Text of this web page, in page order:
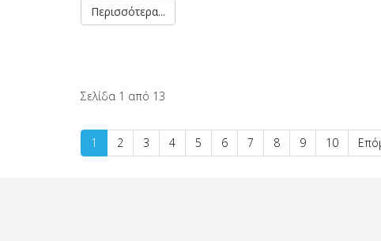
Περισσότερα...
Σελίδα 1 από 13
1 2 3 4 5 6 7 8 9 10